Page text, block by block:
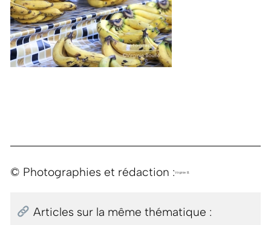
© Photographies et rédaction :Virginie B.
Articles sur la même thématique :